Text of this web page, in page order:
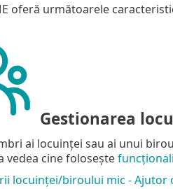
oferă următoarele
Gestionarea
ai locuinței sau ai unui
vedea cine folosește
locuinței/biroului mic - Ajutor